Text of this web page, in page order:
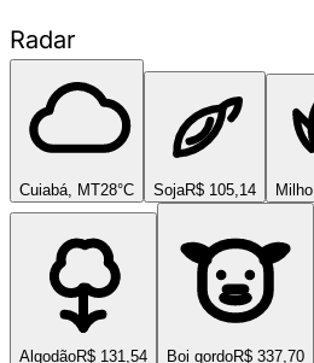
Radar
Cuiabá, MT28°C SojaR$ 105,14 Milho
AlgodãoR$ 131,54 Boi gordoR$ 337,70